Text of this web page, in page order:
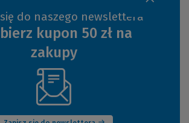
do naszego newslettera
kupon 50 zł na
zakupy
(Nowe
okno)